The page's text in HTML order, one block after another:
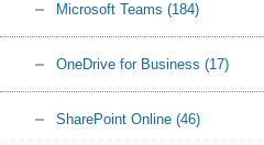
Microsoft Teams (184)
OneDrive for Business (17)
SharePoint Online (46)